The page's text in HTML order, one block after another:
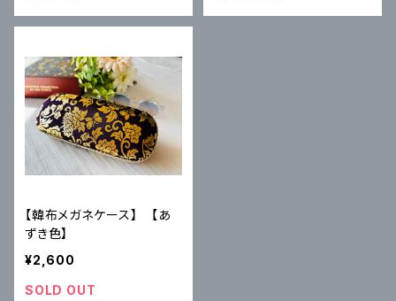
【韓布メガネケース】 【あ
ずき色】
¥2,600
SOLD OUT